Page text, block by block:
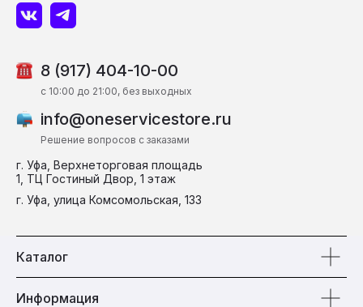
8 (917) 404-10-00
г. Уфа, Верхнеторговая площадь
1, ТЦ Гостиный Двор, 1 этаж
г. Уфа, улица Комсомольская, 133
info@oneservicestore.ru
c 10:00 до 21:00, без выходных
Решение вопросов с заказами
Каталог
Информация